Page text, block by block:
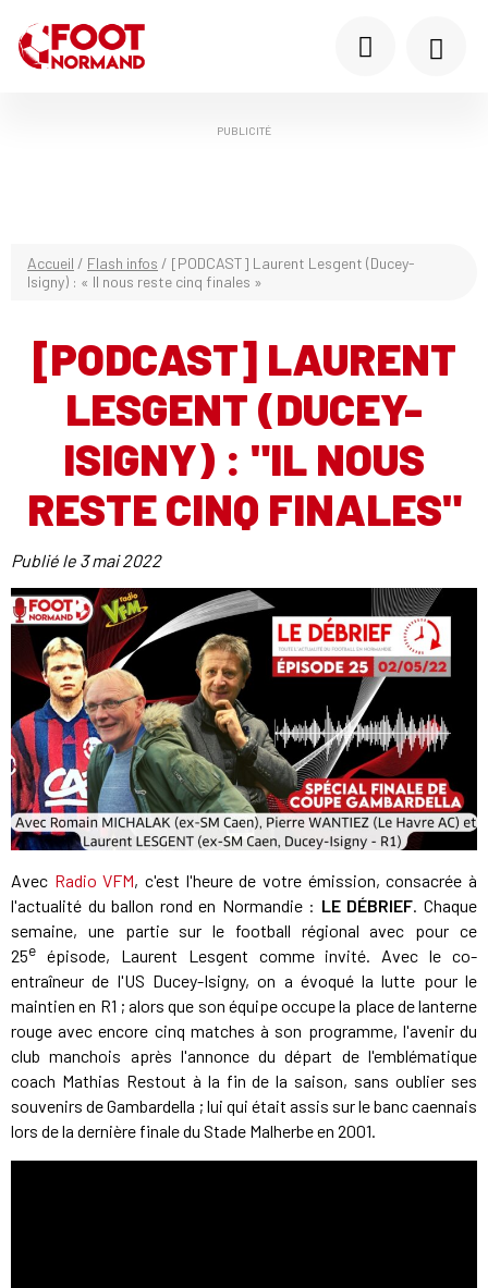
PUBLICITÉ
Accueil / Flash infos / [PODCAST] Laurent Lesgent (Ducey-
Isigny) : « Il nous reste cinq finales »
[PODCAST] LAURENT
LESGENT (DUCEY-
ISIGNY) : "IL NOUS
RESTE CINQ FINALES"
Publié le 3 mai 2022
Avec Radio VFM, c'est l'heure de votre émission, consacrée à
l'actualité du ballon rond en Normandie : LE DÉBRIEF . Chaque
semaine, une partie sur le football régional avec pour ce
25e épisode, Laurent Lesgent comme invité. Avec le co-
entraîneur de l'US Ducey-Isigny, on a évoqué la lutte pour le
maintien en R1 ; alors que son équipe occupe la place de lanterne
rouge avec encore cinq matches à son programme, l'avenir du
club manchois après l'annonce du départ de l'emblématique
coach Mathias Restout à la fin de la saison, sans oublier ses
souvenirs de Gambardella ; lui qui était assis sur le banc caennais
lors de la dernière finale du Stade Malherbe en 2001.